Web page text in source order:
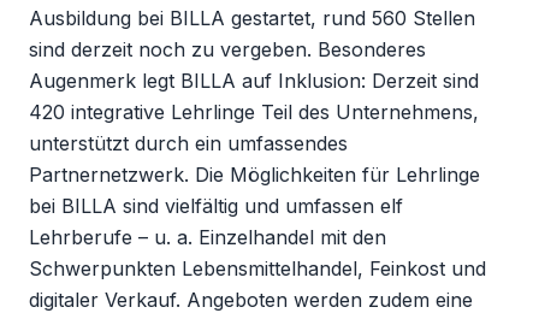
Ausbildung bei BILLA gestartet, rund 560 Stellen
sind derzeit noch zu vergeben. Besonderes
Augenmerk legt BILLA auf Inklusion: Derzeit sind
420 integrative Lehrlinge Teil des Unternehmens,
unterstützt durch ein umfassendes
Partnernetzwerk. Die Möglichkeiten für Lehrlinge
bei BILLA sind vielfältig und umfassen elf
Lehrberufe – u. a. Einzelhandel mit den
Schwerpunkten Lebensmittelhandel, Feinkost und
digitaler Verkauf. Angeboten werden zudem eine